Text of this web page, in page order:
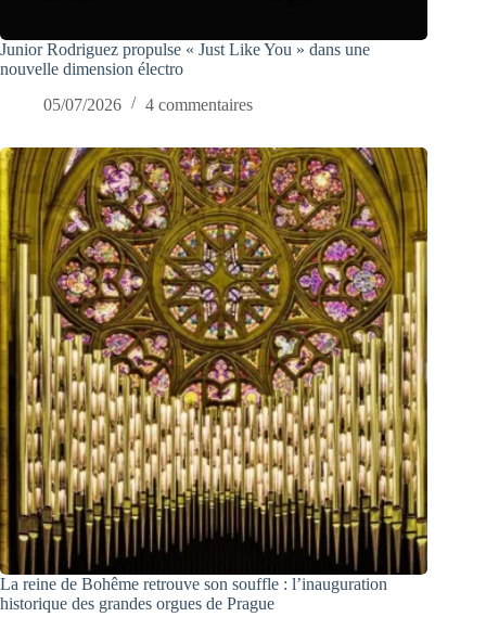
Junior Rodriguez propulse « Just Like You » dans une
nouvelle dimension électro
05/07/2026
4 commentaires
La reine de Bohême retrouve son souffle : l’inauguration
historique des grandes orgues de Prague